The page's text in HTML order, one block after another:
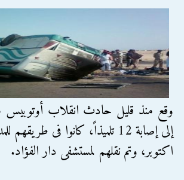
وقع منذ قليل حادث انقلاب
إلى إصابة 12 تلميذاً، كانوا فى
اكتوبر، وتم نقلهم لمستشفى دار الفؤاد.